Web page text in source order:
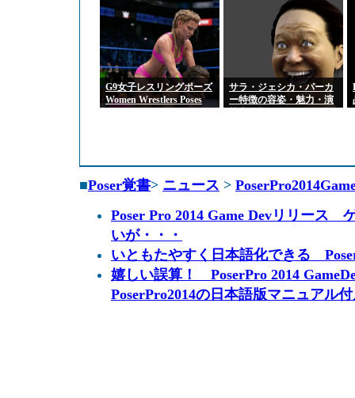
G9女子レスリングポーズ
Women Wrestlers Poses
サラ・ジェシカ・パーカ
ー特徴の容姿・魅力・演
■Poser覚書> ニュース >
Poser Pro 2014 Game Devリリース
いが・・・
いともたやすく日本語化できる
嬉しい誤算！ PoserPro 2014
PoserPro2014の日本語版マニュアル